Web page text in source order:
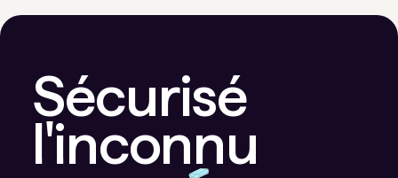
Sécurisé
l'inconnu